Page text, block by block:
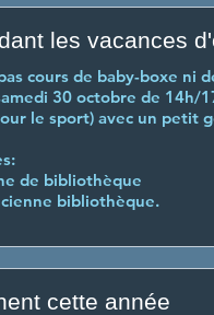
les vacances
cours de baby-boxe
30 octobre de 14h/
le sport) avec un petit
de bibliothèque
bibliothèque.
cette année